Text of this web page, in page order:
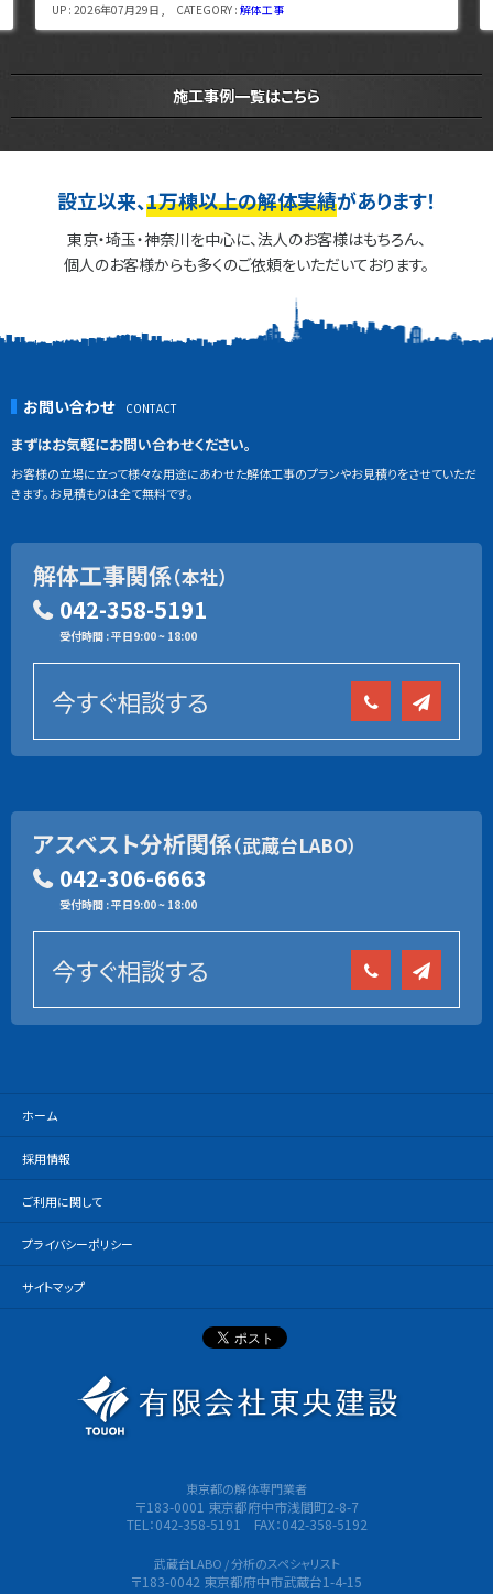
UP : 2026年07月29日 , CATEGORY :解体工事
施工事例一覧はこちら
設立以来、1万棟以上の解体実績があります！
東京・埼玉・神奈川を中心に、法人のお客様はもちろん、
個人のお客様からも多くのご依頼をいただいております。
お問い合わせ
まずはお気軽にお問い合わせください。
お客様の立場に立って様々な用途にあわせた解体工事のプランやお見積りをさせていただ
きます。お見積もりは全て無料です。
解体工事関係（本社）
042-358-5191
受付時間 : 平日9:00 ~ 18:00
今すぐ相談する
アスベスト分析関係（武蔵台LABO）
042-306-6663
受付時間 : 平日9:00 ~ 18:00
今すぐ相談する
ホーム
採用情報
ご利用に関して
プライバシーポリシー
サイトマップ
東京都の解体専門業者
〒183-0001 東京都府中市浅間町2-8-7
TEL：042-358-5191 FAX：042-358-5192
武蔵台LABO / 分析のスペシャリスト
〒183-0042 東京都府中市武蔵台1-4-15